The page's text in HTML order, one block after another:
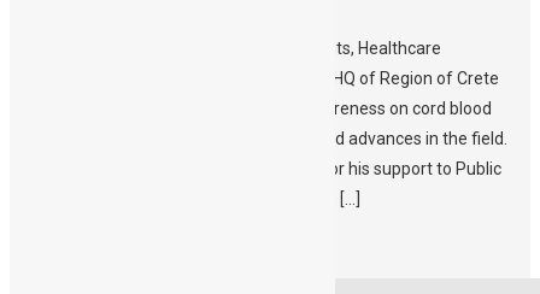
Live online events, open to Parents, Students, Healthcare
Professionals, the Public and media – The HQ of Region of Crete
illuminates on November 16th to raise awareness on cord blood
donation and the therapeutic properties and advances in the field.
Award to the Regional Governor of Crete for his support to Public
CBBC which was postponed due to covid19 […]